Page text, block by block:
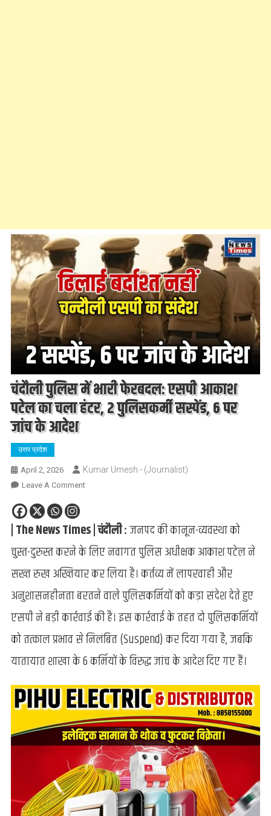
चंदौली पुलिस में भारी फेरबदल: एसपी आकाश
पटेल का चला हंटर, 2 पुलिसकर्मी सस्पेंड, 6 पर
जांच के आदेश
उत्तर प्रदेश
April 2, 2026 Kumar Umesh - (Journalist)
Leave A CommentOn
में
फेरबदल:
एसपी
पटेल
का
चला
हंटर,
पुलिसकर्मी
पर
जांच
के
आदेश
| The News Times | चंदौली :जनपद की कानून-व्यवस्था को
चुस्त-दुरुस्त करने के लिए नवागत पुलिस अधीक्षक आकाश पटेल ने
सख्त रुख अख्तियार कर लिया है। कर्तव्य में लापरवाही और
अनुशासनहीनता बरतने वाले पुलिसकर्मियों को कड़ा संदेश देते हुए
एसपी ने बड़ी कार्रवाई की है। इस कार्रवाई के तहत दो पुलिसकर्मियों
को तत्काल प्रभाव से निलंबित (Suspend) कर दिया गया है, जबकि
यातायात शाखा के 6 कर्मियों के विरुद्ध जांच के आदेश दिए गए हैं।